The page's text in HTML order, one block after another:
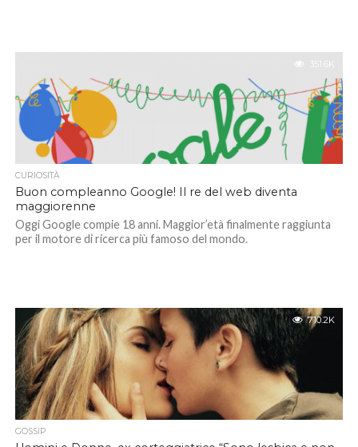
351.6K
CURIOSITÀ
Buon compleanno Google! Il re del web diventa
maggiorenne
Oggi Google compie 18 anni. Maggior’età finalmente raggiunta
per il motore di ricerca più famoso del mondo.
710.2K
GOSSIP